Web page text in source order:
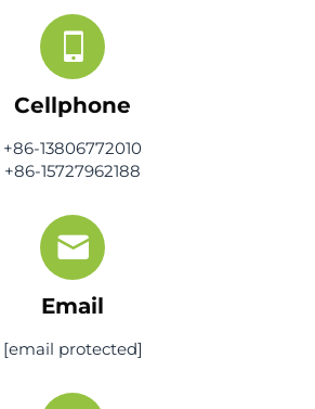
Cellphone
+86-13806772010
+86-15727962188
Email
[email protected]